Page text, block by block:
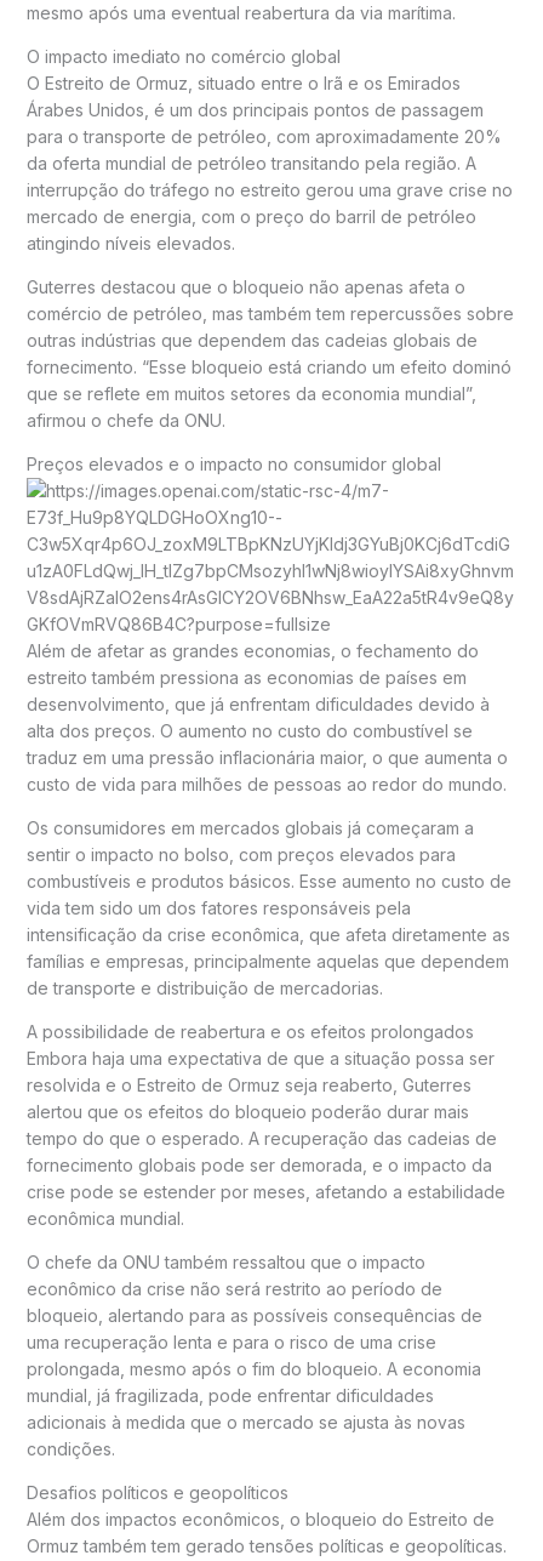
mesmo após uma eventual reabertura da via marítima.
O impacto imediato no comércio global
O Estreito de Ormuz, situado entre o Irã e os Emirados
Árabes Unidos, é um dos principais pontos de passagem
para o transporte de petróleo, com aproximadamente 20%
da oferta mundial de petróleo transitando pela região. A
interrupção do tráfego no estreito gerou uma grave crise no
mercado de energia, com o preço do barril de petróleo
atingindo níveis elevados.
Guterres destacou que o bloqueio não apenas afeta o
comércio de petróleo, mas também tem repercussões sobre
outras indústrias que dependem das cadeias globais de
fornecimento. “Esse bloqueio está criando um efeito dominó
que se reflete em muitos setores da economia mundial”,
afirmou o chefe da ONU.
Preços elevados e o impacto no consumidor global
Além de afetar as grandes economias, o fechamento do
estreito também pressiona as economias de países em
desenvolvimento, que já enfrentam dificuldades devido à
alta dos preços. O aumento no custo do combustível se
traduz em uma pressão inflacionária maior, o que aumenta o
custo de vida para milhões de pessoas ao redor do mundo.
Os consumidores em mercados globais já começaram a
sentir o impacto no bolso, com preços elevados para
combustíveis e produtos básicos. Esse aumento no custo de
vida tem sido um dos fatores responsáveis pela
intensificação da crise econômica, que afeta diretamente as
famílias e empresas, principalmente aquelas que dependem
de transporte e distribuição de mercadorias.
A possibilidade de reabertura e os efeitos prolongados
Embora haja uma expectativa de que a situação possa ser
resolvida e o Estreito de Ormuz seja reaberto, Guterres
alertou que os efeitos do bloqueio poderão durar mais
tempo do que o esperado. A recuperação das cadeias de
fornecimento globais pode ser demorada, e o impacto da
crise pode se estender por meses, afetando a estabilidade
econômica mundial.
O chefe da ONU também ressaltou que o impacto
econômico da crise não será restrito ao período de
bloqueio, alertando para as possíveis consequências de
uma recuperação lenta e para o risco de uma crise
prolongada, mesmo após o fim do bloqueio. A economia
mundial, já fragilizada, pode enfrentar dificuldades
adicionais à medida que o mercado se ajusta às novas
condições.
Desafios políticos e geopolíticos
Além dos impactos econômicos, o bloqueio do Estreito de
Ormuz também tem gerado tensões políticas e geopolíticas.